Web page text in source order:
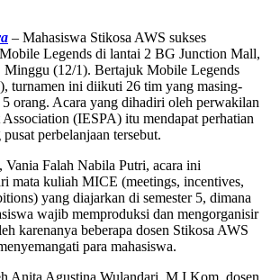
– Mahasiswa Stikosa AWS sukses
Legends di lantai 2 BG Junction Mall,
Minggu (12/1). Bertajuk Mobile Legends
turnamen ini diikuti 26 tim yang masing-
orang. Acara yang dihadiri oleh perwakilan
(IESPA) itu mendapat perhatian
perbelanjaan tersebut.
Vania Falah Nabila Putri, acara ini
mata kuliah MICE (meetings, incentives,
yang diajarkan di semester 5, dimana
wajib memproduksi dan mengorganisir
karenanya beberapa dosen Stikosa AWS
para mahasiswa.